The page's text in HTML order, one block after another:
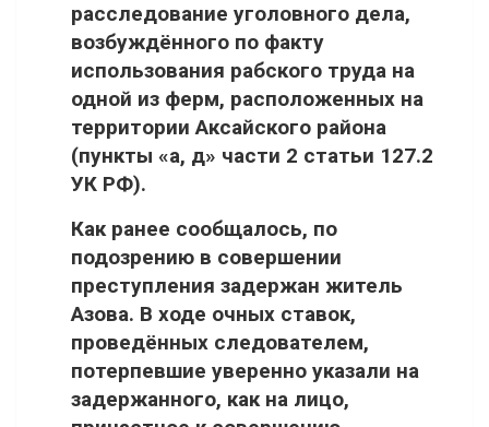
расследование уголовного дела,
возбуждённого по факту
использования рабского труда на
одной из ферм, расположенных на
территории Аксайского района
(пункты «а, д» части 2 статьи 127.2
УК РФ).
Как ранее сообщалось, по
подозрению в совершении
преступления задержан житель
Азова. В ходе очных ставок,
проведённых следователем,
потерпевшие уверенно указали на
задержанного, как на лицо,